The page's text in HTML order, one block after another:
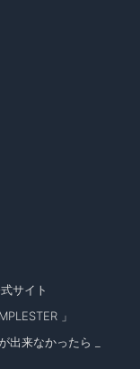
サイト
」
出来なかったら _